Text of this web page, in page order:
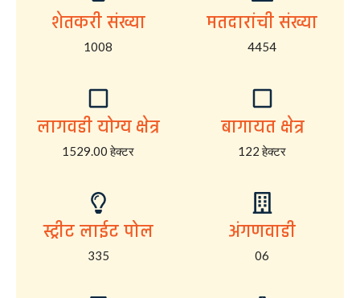
शेतकरी संख्या
1008
मतदारांची संख्या
4454
लागवडी योग्य क्षेत्र
1529.00 हेक्टर
बागायत क्षेत्र
122 हेक्टर
स्ट्रीट लाईट पोल
335
अंगणवाडी
06